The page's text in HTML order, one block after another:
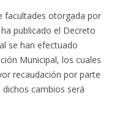
facultades otorgada por
publicado el Decreto
se han efectuado
Municipal, los cuales
recaudación por parte
dichos cambios será